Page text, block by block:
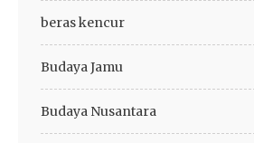
beras kencur
Budaya Jamu
Budaya Nusantara